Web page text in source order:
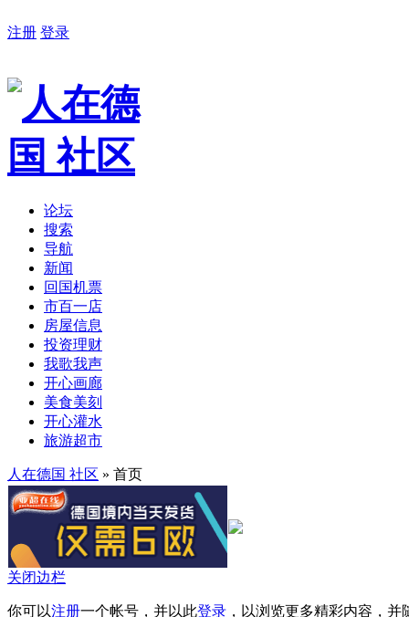
注册 登录
论坛
搜索
导航
新闻
回国机票
市百一店
房屋信息
投资理财
我歌我声
开心画廊
美食美刻
开心灌水
旅游超市
人在德国 社区 » 首页
关闭边栏
你可以注册一个帐号，并以此登录 ，以浏览更多精彩内容，